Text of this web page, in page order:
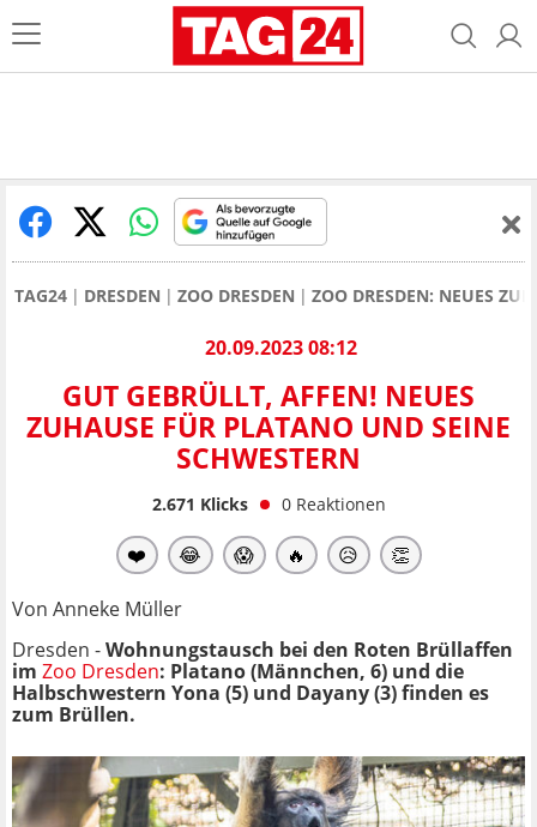
TAG24 DRESDEN ZOO DRESDEN ZOO DRESDEN: NEUES
20.09.2023 08:12
GUT GEBRÜLLT, AFFEN! NEUES
ZUHAUSE FÜR PLATANO UND SEINE
SCHWESTERN
2.671 Klicks 0 Reaktionen
❤️ 😂 😱 🔥 😥 👏
Von Anneke Müller
Dresden -Wohnungstausch bei den Roten Brüllaffen
im Zoo Dresden: Platano (Männchen, 6) und die
Halbschwestern Yona (5) und Dayany (3) finden es
zum Brüllen.